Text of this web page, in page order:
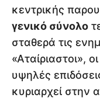
κεντρικής
γενικό σύνολο
σταθερά τις
«Αταίριαστοι»,
υψηλές
κυριαρχεί στην